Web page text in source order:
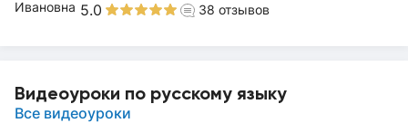
5.0 38 отзывов
Видеоуроки по русскому языку
Все видеоуроки